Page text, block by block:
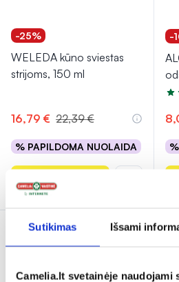
Sutikimas Išsami
Camelia.lt svetainėje naudojami
-25%
WELEDA kūno sviestas
strijoms, 150 ml
16,79 € 22,39 €
% PAPILDOMA NUOLAIDA
Į krepšelį
-